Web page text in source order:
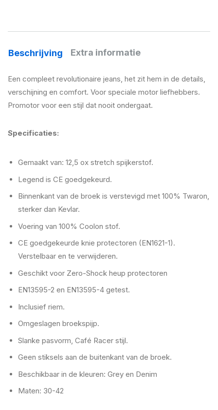
Beschrijving Extra informatie
Een compleet revolutionaire jeans, het zit hem in de details,
verschijning en comfort. Voor speciale motor liefhebbers.
Promotor voor een stijl dat nooit ondergaat.
Specificaties:
Gemaakt van: 12,5 ox stretch spijkerstof.
Legend is CE goedgekeurd.
Binnenkant van de broek is verstevigd met 100% Twaron,
sterker dan Kevlar.
Voering van 100% Coolon stof.
CE goedgekeurde knie protectoren (EN1621-1).
Verstelbaar en te verwijderen.
Geschikt voor Zero-Shock heup protectoren
EN13595-2 en EN13595-4 getest.
Inclusief riem.
Omgeslagen broekspijp.
Slanke pasvorm, Café Racer stijl.
Geen stiksels aan de buitenkant van de broek.
Beschikbaar in de kleuren: Grey en Denim
Maten: 30-42